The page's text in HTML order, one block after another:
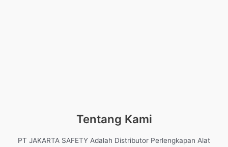
Tentang Kami
PT JAKARTA SAFETY Adalah Distributor Perlengkapan Alat